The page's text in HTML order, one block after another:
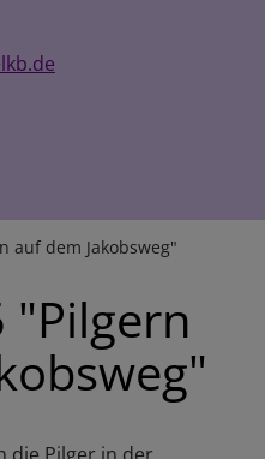
auf dem Jakobsweg"
"Pilgern